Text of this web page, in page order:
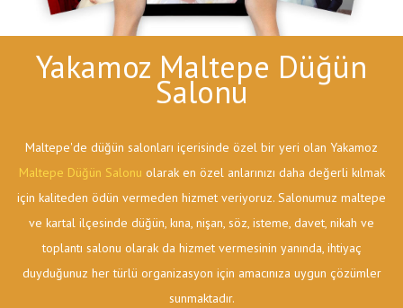
Yakamoz Maltepe Düğün
Salonu
Maltepe'de düğün salonları içerisinde özel bir yeri olan Yakamoz
Maltepe Düğün Salonu olarak en özel anlarınızı daha değerli kılmak
için kaliteden ödün vermeden hizmet veriyoruz. Salonumuz maltepe
ve kartal ilçesinde düğün, kına, nişan, söz, isteme, davet, nikah ve
toplantı salonu olarak da hizmet vermesinin yanında, ihtiyaç
duyduğunuz her türlü organizasyon için amacınıza uygun çözümler
sunmaktadır.